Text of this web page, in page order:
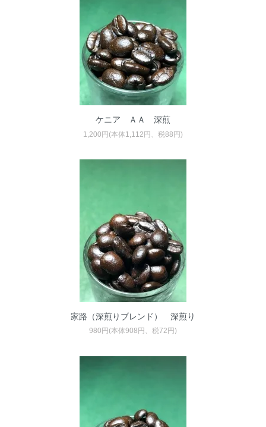
ケニア ＡＡ 深煎
1,200円(本体1,112円、税88円)
家路（深煎りブレンド） 深煎り
980円(本体908円、税72円)